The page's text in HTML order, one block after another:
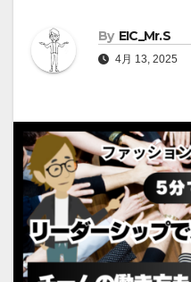
By EIC_Mr.S
4月 13, 2025